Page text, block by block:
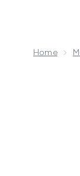
Home